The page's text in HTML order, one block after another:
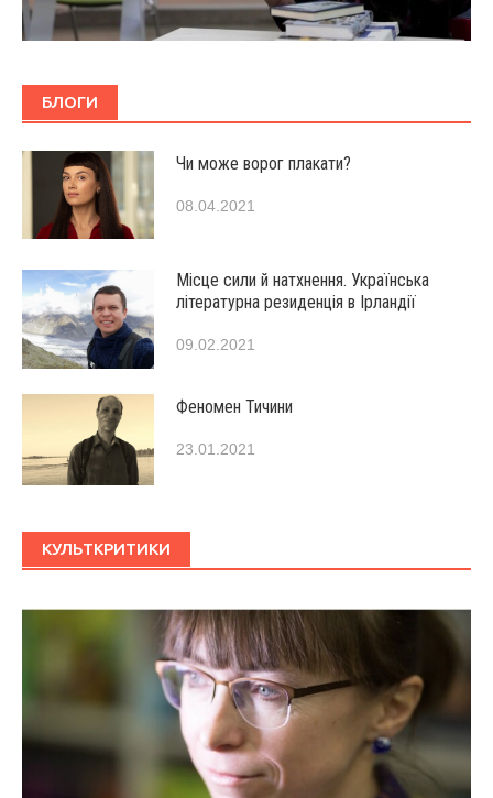
БЛОГИ
Чи може ворог плакати?
08.04.2021
Місце сили й натхнення. Українська
літературна резиденція в Ірландії
09.02.2021
Феномен Тичини
23.01.2021
КУЛЬТКРИТИКИ